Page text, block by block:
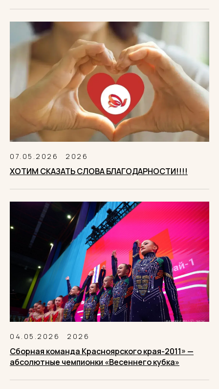
07.05.2026 2026
ХОТИМ СКАЗАТЬ СЛОВА БЛАГОДАРНОСТИ!!!!
04.05.2026 2026
Сборная команда Красноярского края-2011» —
абсолютные чемпионки «Весеннего кубка»